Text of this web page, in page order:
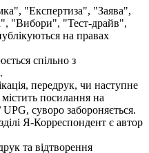
"Експертиза", "Заява",
"Вибори", "Тест-драйв",
на правах
спільно з
передрук, чи наступне
посилання на
суворо забороняється.
Я-Корреспондент є автор
та відтворення